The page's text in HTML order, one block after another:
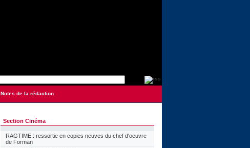
Notes de la rédaction
Section Cinéma
RAGTIME : ressortie en copies neuves du chef d'oeuvre
de Forman